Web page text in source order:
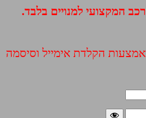
המקצועי למנויים בלבד.
הקלדת אימייל וסיסמה